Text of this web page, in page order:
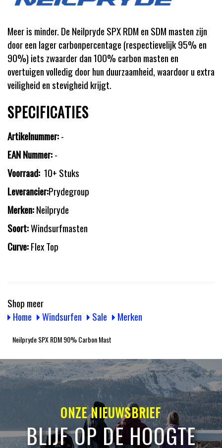
Meer is minder. De Neilpryde SPX RDM en SDM masten zijn
door een lager carbonpercentage (respectievelijk 95% en
90%) iets zwaarder dan 100% carbon masten en
overtuigen volledig door hun duurzaamheid, waardoor u extra
veiligheid en stevigheid krijgt.
SPECIFICATIES
Artikelnummer:-
EAN Nummer:-
Voorraad: 10+ Stuks
Leverancier:Prydegroup
Merken:Neilpryde
Soort:Windsurfmasten
Curve:Flex Top
Shop meer
Home
Windsurfen Sale Merken
Neilpryde SPX RDM 90% Carbon Mast
ONZE NIEUWSBRIEF
BLIJF OP DE HOOGTE